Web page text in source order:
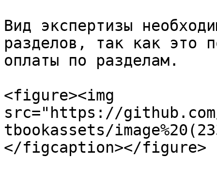
Вид экспертизы
разделов, так как это
оплаты по разделам.
<figure><img
src="https://
tbookassets/
</figcaption></figure>